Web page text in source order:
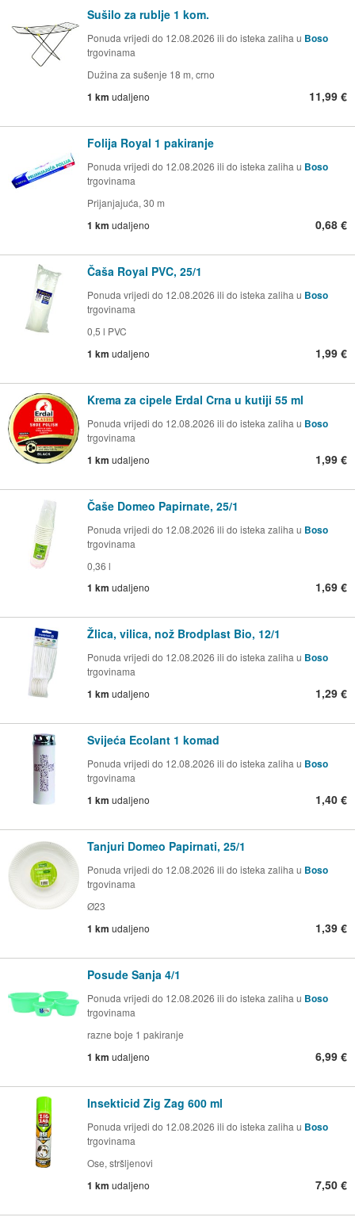
Sušilo za rublje 1 kom.
Ponuda vrijedi do 12.08.2026 ili do isteka zaliha u Boso
trgovinama
Dužina za sušenje 18 m, crno
1 km udaljeno 11,99 €
Folija Royal 1 pakiranje
Ponuda vrijedi do 12.08.2026 ili do isteka zaliha u Boso
trgovinama
Prijanjajuća, 30 m
1 km udaljeno 0,68 €
Čaša Royal PVC, 25/1
Ponuda vrijedi do 12.08.2026 ili do isteka zaliha u Boso
trgovinama
0,5 l PVC
1 km udaljeno 1,99 €
Krema za cipele Erdal Crna u kutiji 55 ml
Ponuda vrijedi do 12.08.2026 ili do isteka zaliha u Boso
trgovinama
1 km udaljeno 1,99 €
Čaše Domeo Papirnate, 25/1
Ponuda vrijedi do 12.08.2026 ili do isteka zaliha u Boso
trgovinama
0,36 l
1 km udaljeno 1,69 €
Žlica, vilica, nož Brodplast Bio, 12/1
Ponuda vrijedi do 12.08.2026 ili do isteka zaliha u Boso
trgovinama
1 km udaljeno 1,29 €
Svijeća Ecolant 1 komad
Ponuda vrijedi do 12.08.2026 ili do isteka zaliha u Boso
trgovinama
1 km udaljeno 1,40 €
Tanjuri Domeo Papirnati, 25/1
Ponuda vrijedi do 12.08.2026 ili do isteka zaliha u Boso
trgovinama
Ø23
1 km udaljeno 1,39 €
Posude Sanja 4/1
Ponuda vrijedi do 12.08.2026 ili do isteka zaliha u Boso
trgovinama
razne boje 1 pakiranje
1 km udaljeno 6,99 €
Insekticid Zig Zag 600 ml
Ponuda vrijedi do 12.08.2026 ili do isteka zaliha u Boso
trgovinama
Ose, stršljenovi
1 km udaljeno 7,50 €